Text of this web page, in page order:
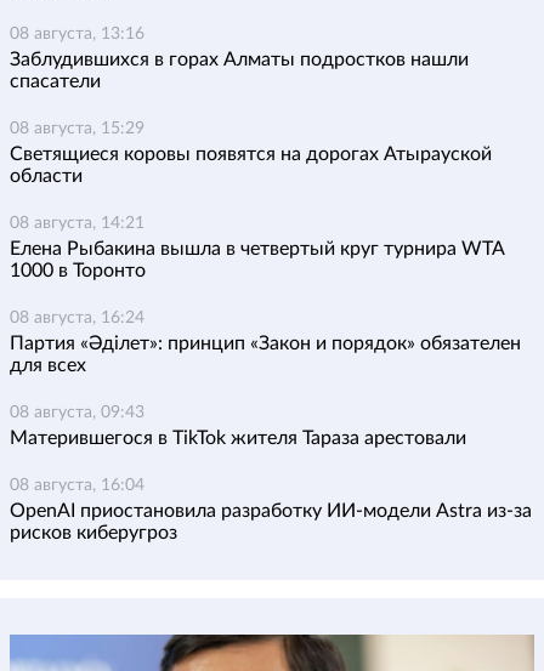
08 августа, 13:16
Заблудившихся в горах Алматы подростков нашли
спасатели
08 августа, 15:29
Светящиеся коровы появятся на дорогах Атырауской
области
08 августа, 14:21
Елена Рыбакина вышла в четвертый круг турнира WTA
1000 в Торонто
08 августа, 16:24
Партия «Әділет»: принцип «Закон и порядок» обязателен
для всех
08 августа, 09:43
Матерившегося в TikTok жителя Тараза арестовали
08 августа, 16:04
OpenAI приостановила разработку ИИ-модели Astra из-за
рисков киберугроз